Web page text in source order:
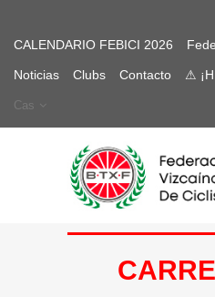
CALENDARIO FEBICI 2026
Noticias Clubs Contacto ⚠
Cas